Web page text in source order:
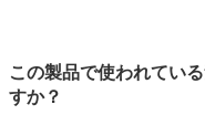
この製品で使われてい
すか？